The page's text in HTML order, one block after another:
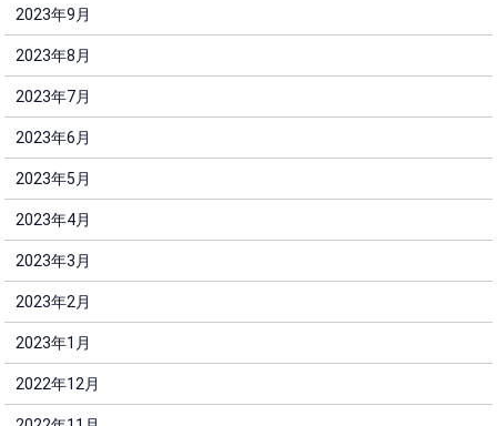
2023年9月
2023年8月
2023年7月
2023年6月
2023年5月
2023年4月
2023年3月
2023年2月
2023年1月
2022年12月